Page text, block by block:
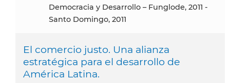
Democracia y Desarrollo – Funglode, 2011 -
Santo Domingo, 2011
El comercio justo. Una alianza
estratégica para el desarrollo de
América Latina.